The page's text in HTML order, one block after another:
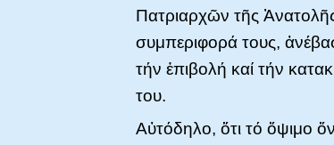
Πατριαρχῶν τῆς
συμπεριφορά τους,
τήν ἐπιβολή καί τήν
του.
Αὐτόδηλο, ὅτι τό ὄψιμο